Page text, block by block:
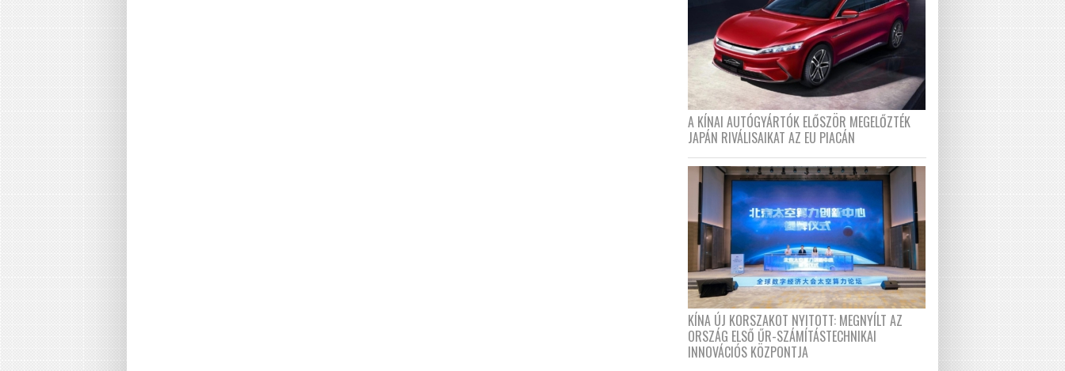
A KÍNAI AUTÓGYÁRTÓK ELŐSZÖR MEGELŐZTÉK
JAPÁN RIVÁLISAIKAT AZ EU PIACÁN
KÍNA ÚJ KORSZAKOT NYITOTT: MEGNYÍLT AZ
ORSZÁG ELSŐ ŰR-SZÁMÍTÁSTECHNIKAI
INNOVÁCIÓS KÖZPONTJA